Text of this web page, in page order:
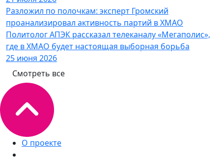
Разложил по полочкам: эксперт Громский
проанализировал активность партий в ХМАО
Политолог АПЭК рассказал телеканалу «Мегаполис»,
где в ХМАО будет настоящая выборная борьба
25 июня 2026
Смотреть все
О проекте